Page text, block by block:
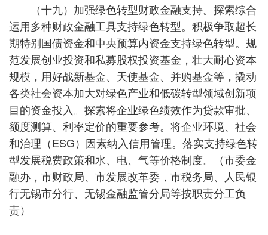
（十九）加强绿色转型财政金融支持。探索综合
运用多种财政金融工具支持绿色转型。积极争取超长
期特别国债资金和中央预算内资金支持绿色转型。规
范发展创业投资和私募股权投资基金，壮大耐心资本
规模，用好战新基金、天使基金、并购基金等，撬动
各类社会资本加大对绿色产业和低碳转型领域创新项
目的资金投入。探索将企业绿色绩效作为贷款审批、
额度测算、利率定价的重要参考。将企业环境、社会
和治理（ESG）因素纳入信用管理。落实支持绿色转
型发展税费政策和水、电、气等价格制度。（市委金
融办，市财政局、市发展改革委，市税务局、人民银
行无锡市分行、无锡金融监管分局等按职责分工负
责）